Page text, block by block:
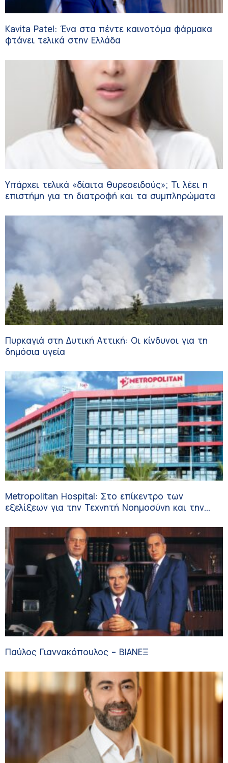
Kavita Patel: Ένα στα πέντε καινοτόμα φάρμακα
φτάνει τελικά στην Ελλάδα
Υπάρχει τελικά «δίαιτα θυρεοειδούς»; Τι λέει η
επιστήμη για τη διατροφή και τα συμπληρώματα
Πυρκαγιά στη Δυτική Αττική: Οι κίνδυνοι για τη
δημόσια υγεία
Metropolitan Hospital: Στο επίκεντρο των
εξελίξεων για την Τεχνητή Νοημοσύνη και την
Παύλος Γιαννακόπουλος – ΒΙΑΝΕΞ